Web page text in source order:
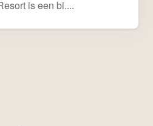
is een bi....